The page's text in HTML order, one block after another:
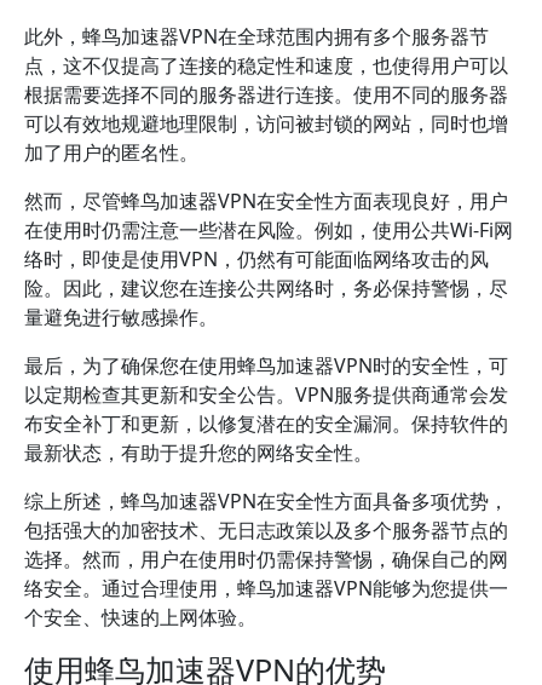
此外，蜂鸟加速器VPN在全球范围内拥有多个服务器节
点，这不仅提高了连接的稳定性和速度，也使得用户可以
根据需要选择不同的服务器进行连接。使用不同的服务器
可以有效地规避地理限制，访问被封锁的网站，同时也增
加了用户的匿名性。
然而，尽管蜂鸟加速器VPN在安全性方面表现良好，用户
在使用时仍需注意一些潜在风险。例如，使用公共Wi-Fi网
络时，即使是使用VPN，仍然有可能面临网络攻击的风
险。因此，建议您在连接公共网络时，务必保持警惕，尽
量避免进行敏感操作。
最后，为了确保您在使用蜂鸟加速器VPN时的安全性，可
以定期检查其更新和安全公告。VPN服务提供商通常会发
布安全补丁和更新，以修复潜在的安全漏洞。保持软件的
最新状态，有助于提升您的网络安全性。
综上所述，蜂鸟加速器VPN在安全性方面具备多项优势，
包括强大的加密技术、无日志政策以及多个服务器节点的
选择。然而，用户在使用时仍需保持警惕，确保自己的网
络安全。通过合理使用，蜂鸟加速器VPN能够为您提供一
个安全、快速的上网体验。
使用蜂鸟加速器VPN的优势